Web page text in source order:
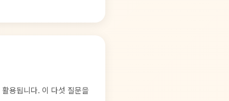
용됩니다. 이 다섯 질문을